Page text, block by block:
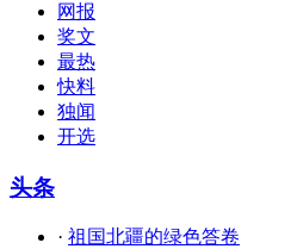
网报
奖文
最热
快料
独闻
开选
头条
· 祖国北疆的绿色答卷